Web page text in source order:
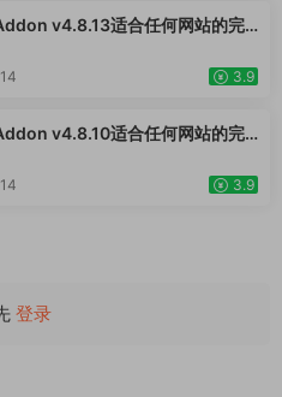
、化妆品、运动鞋子、家居产品
WordPress模板
v4.8.13适合任何网站的完
网站、跨境电商独立站商城模板
、化妆品、运动鞋子、家居产品
WordPress模板
3.9
v4.8.10适合任何网站的完
网站、跨境电商独立站商城模板
3.9
登录